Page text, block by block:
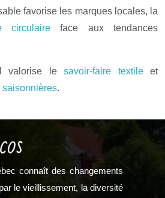
favorise les marques locales, la
circulaire face aux tendances
valorise lesavoir-faire textileet
.
connaît des changements
le vieillissement, la diversité